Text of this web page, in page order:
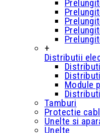
+
Distributii
Module
Tamburi
Protectie
Unelte si
Unelte